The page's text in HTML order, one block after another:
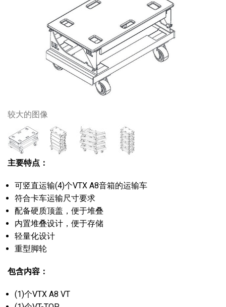
较大的图像
主要特点：
可竖直运输(4)个VTX A8音箱的运输车
符合卡车运输尺寸要求
配备硬质顶盖，便于堆叠
内置堆叠设计，便于存储
轻量化设计
重型脚轮
包含内容：
(1)个VTX A8 VT